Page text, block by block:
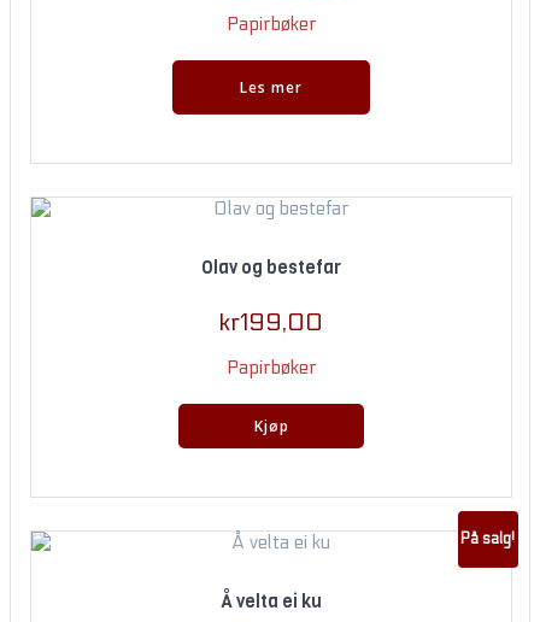
was:
kr149,00.kr99,00.
Papirbøker
Les mer
Olav og bestefar
kr199,00
Papirbøker
Kjøp
På salg!
Å velta ei ku